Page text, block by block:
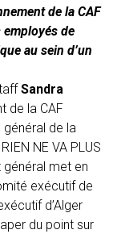
de la CAF
de
au sein d’un
Sandra
de la CAF
de la
NE VA PLUS
met en
exécutif de
d’Alger
du point sur